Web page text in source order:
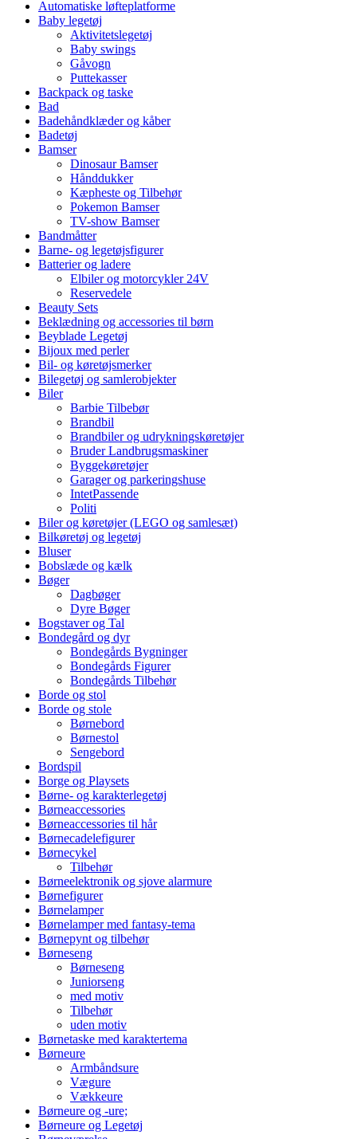
Automatiske løfteplatforme
Baby legetøj
Aktivitetslegetøj
Baby swings
Gåvogn
Puttekasser
Backpack og taske
Bad
Badehåndklæder og kåber
Badetøj
Bamser
Dinosaur Bamser
Hånddukker
Kæpheste og Tilbehør
Pokemon Bamser
TV-show Bamser
Bandmåtter
Barne- og legetøjsfigurer
Batterier og ladere
Elbiler og motorcykler 24V
Reservedele
Beauty Sets
Beklædning og accessories til børn
Beyblade Legetøj
Bijoux med perler
Bil- og køretøjsmerker
Bilegetøj og samlerobjekter
Biler
Barbie Tilbebør
Brandbil
Brandbiler og udrykningskøretøjer
Bruder Landbrugsmaskiner
Byggekøretøjer
Garager og parkeringshuse
IntetPassende
Politi
Biler og køretøjer (LEGO og samlesæt)
Bilkøretøj og legetøj
Bluser
Bobslæde og kælk
Bøger
Dagbøger
Dyre Bøger
Bogstaver og Tal
Bondegård og dyr
Bondegårds Bygninger
Bondegårds Figurer
Bondegårds Tilbehør
Borde og stol
Borde og stole
Børnebord
Børnestol
Sengebord
Bordspil
Borge og Playsets
Børne- og karakterlegetøj
Børneaccessories
Børneaccessories til hår
Børnecadelefigurer
Børnecykel
Tilbehør
Børneelektronik og sjove alarmure
Børnefigurer
Børnelamper
Børnelamper med fantasy-tema
Børnepynt og tilbehør
Børneseng
Børneseng
Juniorseng
med motiv
Tilbehør
uden motiv
Børnetaske med karaktertema
Børneure
Armbåndsure
Vægure
Vækkeure
Børneure og -ure;
Børneure og Legetøj